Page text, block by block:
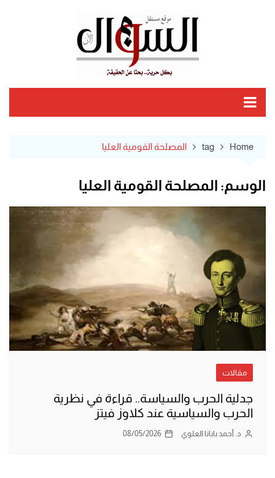
Home
tag المصلحة القومية العليا
الوسم: المصلحة القومية العليا
مقالات
جدلية الحرب والسياسة.. قراءة في نظرية
الحرب والسياسية عند كلاوز فيتز
د. أحمد بابانا العلوي 08/05/2026